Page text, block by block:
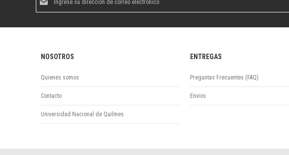
boletín
NOSOTROS
Quienes somos
Contacto
Universidad Nacional de Quilmes
ENTREGAS
Preguntas Frecuentes (FAQ)
Envios